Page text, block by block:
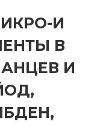
И
В
И